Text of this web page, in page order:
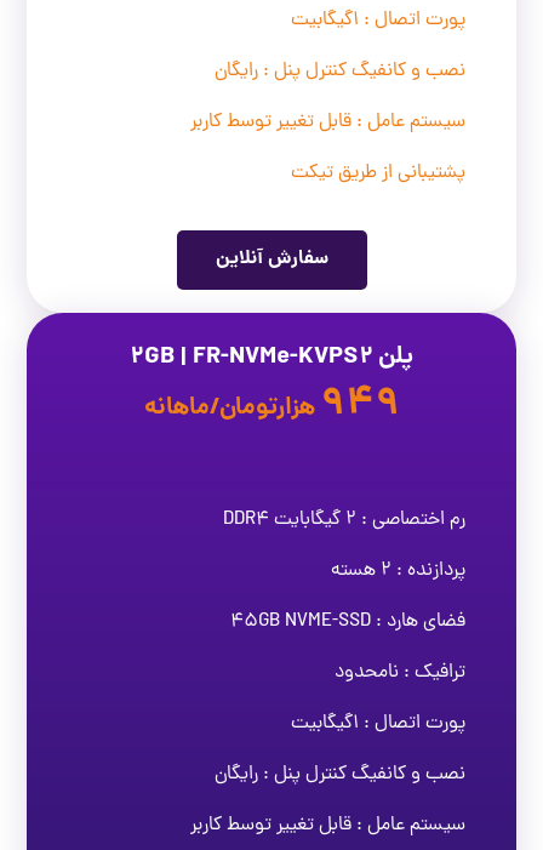
پورت اتصال : 1گیگابیت
نصب و کانفیگ کنترل پنل : رایگان
سیستم عامل : قابل تغییر توسط کاربر
پشتیبانی از طریق تیکت
سفارش آنلاین
پلن 2GB | FR-NVMe-KVPS2
949 هزارتومان/ماهانه
رم اختصاصی : 2 گیگابایت DDR4
پردازنده : 2 هسته
فضای هارد : 45GB NVME-SSD
ترافیک : نامحدود
پورت اتصال : 1گیگابیت
نصب و کانفیگ کنترل پنل : رایگان
سیستم عامل : قابل تغییر توسط کاربر